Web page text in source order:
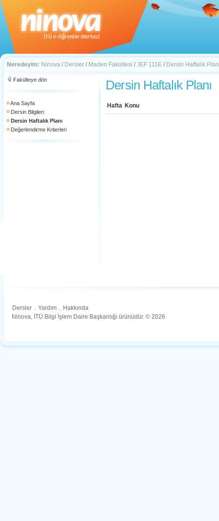
Neredeyim: Ninova / Dersler / Maden Fakültesi / JEF 111E / Dersin Haftalık
Fakülteye dön
Ana Sayfa
Dersin Bilgileri
Dersin Haftalık Planı
Değerlendirme Kriterleri
Dersin Haftalık Planı
Hafta Konu
Dersler . Yardım . Hakkında
Ninova, İTÜ Bilgi İşlem Daire Başkanlığı ürünüdür. © 2026